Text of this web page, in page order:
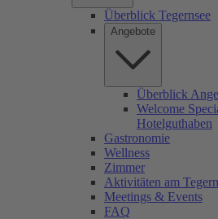
Überblick Tegernsee
Angebote
Überblick
Welcome
Hotelguthaben
Gastronomie
Wellness
Zimmer
Aktivitäten am
Meetings & Events
FAQ